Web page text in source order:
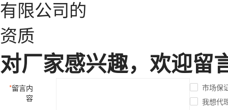
对厂家感兴趣，欢迎留
*留言内
容
市场保
我想代